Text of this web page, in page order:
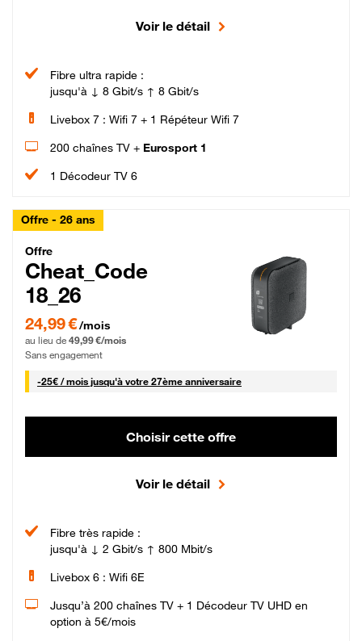
Voir le détail
Fibre ultra rapide :
jusqu'à ↓ 8 Gbit/s ↑ 8 Gbit/s
Livebox 7 : Wifi 7 + 1 Répéteur Wifi 7
200 chaînes TV + Eurosport 1
1 Décodeur TV 6
Offre - 26 ans
Cheat_Code Fibre_18_26
Offre
Cheat_Code
18_26
24,99 € par mois pendant 0 mois puis 49,99 € par mois, Sans engagement
24,99 €/mois
au lieu de 49,99 €/mois
Sans engagement
-25€ / mois25 € par mois
jusqu'à votre 27ème anniversaire
Choisir cette offre
Voir le détail
Fibre très rapide :
jusqu'à ↓ 2 Gbit/s ↑ 800 Mbit/s
Livebox 6 : Wifi 6E
Jusqu’à 200 chaînes TV + 1 Décodeur TV UHD en
option à 5€/mois